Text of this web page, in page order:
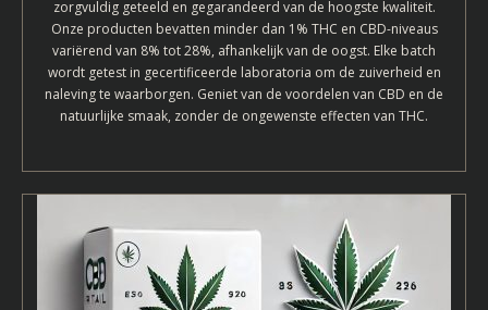
zorgvuldig geteeld en gegarandeerd van de hoogste kwaliteit.
Onze producten bevatten minder dan 1% THC en CBD-niveaus
variërend van 8% tot 28%, afhankelijk van de oogst. Elke batch
wordt getest in gecertificeerde laboratoria om de zuiverheid en
naleving te waarborgen. Geniet van de voordelen van CBD en de
natuurlijke smaak, zonder de ongewenste effecten van THC.